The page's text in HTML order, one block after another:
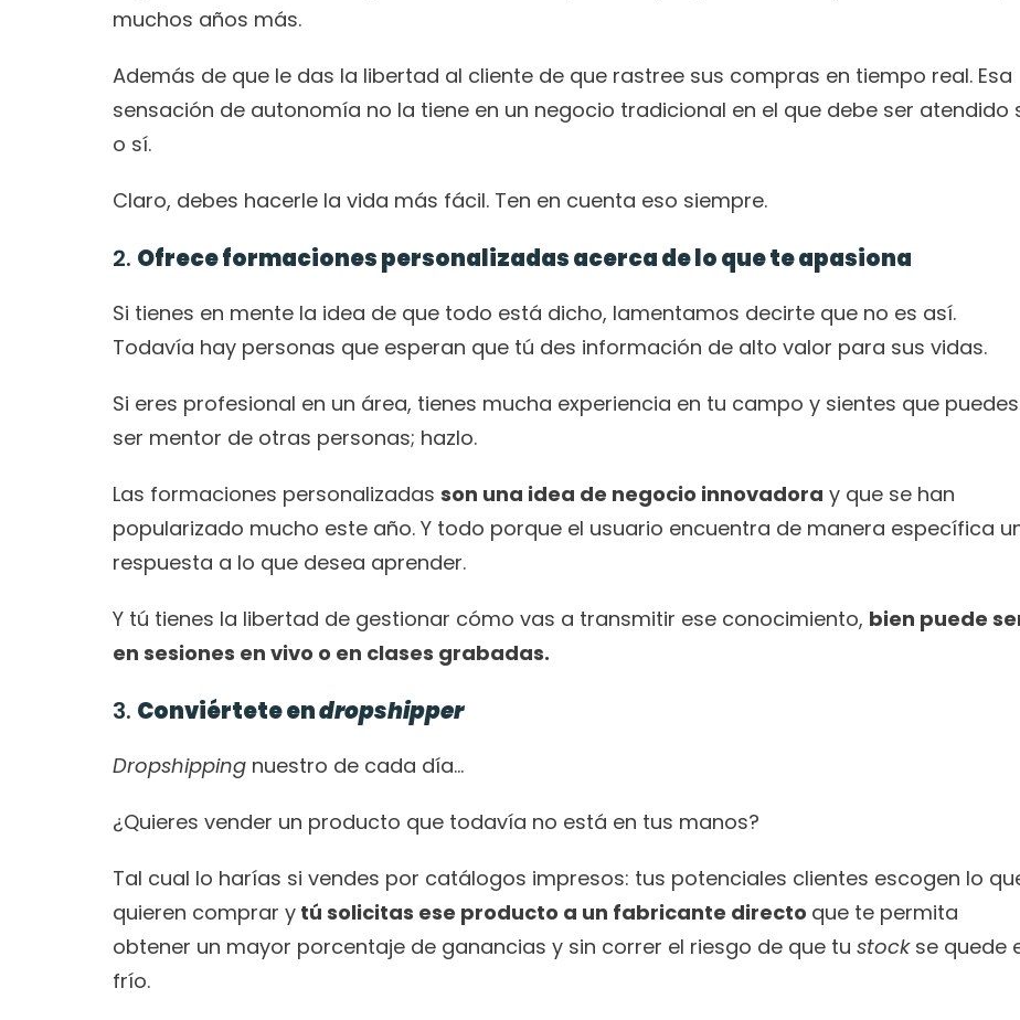
muchos años más.
Además de que le das la libertad al cliente de que rastree sus compras en tiempo real. Esa
sensación de autonomía no la tiene en un negocio tradicional en el que debe ser atendido
o sí.
Claro, debes hacerle la vida más fácil. Ten en cuenta eso siempre.
2. Ofrece formaciones personalizadas acerca de lo que te apasiona
Si tienes en mente la idea de que todo está dicho, lamentamos decirte que no es así.
Todavía hay personas que esperan que tú des información de alto valor para sus vidas.
Si eres profesional en un área, tienes mucha experiencia en tu campo y sientes que puedes
ser mentor de otras personas; hazlo.
Las formaciones personalizadas son una idea de negocio innovadora y que se han
popularizado mucho este año. Y todo porque el usuario encuentra de manera específica
respuesta a lo que desea aprender.
Y tú tienes la libertad de gestionar cómo vas a transmitir ese conocimiento, bien puede
en sesiones en vivo o en clases grabadas.
3. Conviértete en dropshipper
Dropshipping nuestro de cada día…
¿Quieres vender un producto que todavía no está en tus manos?
Tal cual lo harías si vendes por catálogos impresos: tus potenciales clientes escogen lo
quieren comprar y tú solicitas ese producto a un fabricante directo que te permita
obtener un mayor porcentaje de ganancias y sin correr el riesgo de que tu stock se quede
frío.